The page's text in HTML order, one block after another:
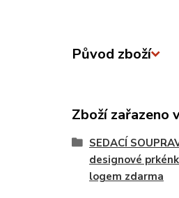
Původ zboží
Zboží zařazeno
SEDACÍ
designové
logem zdarma